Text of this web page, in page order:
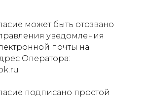
может быть отозвано
уведомления
почты на
Оператора:
подписано простой